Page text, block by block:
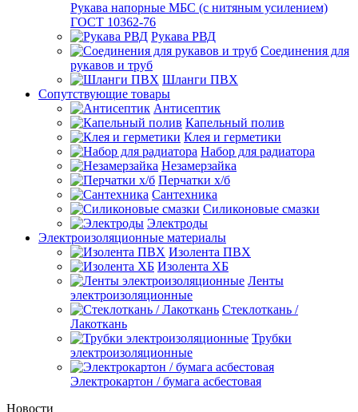
Рукава напорные МБС (с нитяным усилением)
ГОСТ 10362-76
Рукава РВД
Соединения для
рукавов и труб
Шланги ПВХ
Сопутствующие товары
Антисептик
Капельный полив
Клея и герметики
Набор для радиатора
Незамерзайка
Перчатки х/б
Сантехника
Силиконовые смазки
Электроды
Электроизоляционные материалы
Изолента ПВХ
Изолента ХБ
Ленты
электроизоляционные
Стеклоткань /
Лакоткань
Трубки
электроизоляционные
Электрокартон / бумага асбестовая
Новости